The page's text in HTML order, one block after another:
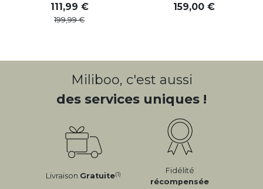
111,99
199,99
159,00
Miliboo, c'est aussi
des services uniques !
Livraison Gratuite(1)
Fidélité
récompensée